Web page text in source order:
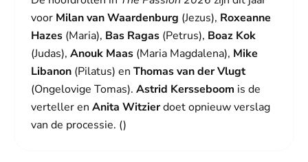
voor Milan van Waardenburg (Jezus), Roxeanne
Hazes (Maria), Bas Ragas (Petrus), Boaz Kok
(Judas), Anouk Maas (Maria Magdalena), Mike
Libanon (Pilatus) en Thomas van der Vlugt
(Ongelovige Tomas). Astrid Kersseboom is de
verteller en Anita Witzierdoet opnieuw verslag
van de processie. ()